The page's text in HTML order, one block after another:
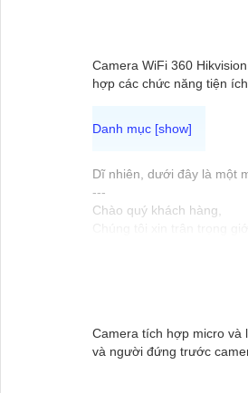
Camera WiFi 360
hợp các chức năng tiện
Dĩ nhiên, dưới đây là một
---
Chào quý khách hàng,
Camera của Hikvision
Camera tích hợp micro và
và người đứng trước